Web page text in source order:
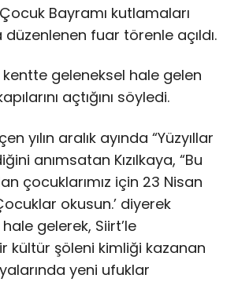
Bayramı kutlamaları
fuar törenle açıldı.
kentte geleneksel hale gelen
açtığını söyledi.
yılın aralık ayında “Yüzyıllar
anımsatan Kızılkaya, “Bu
çocuklarımız için 23 Nisan
okusun.’ diyerek
gelerek, Siirt’le
kültür şöleni kimliği kazanan
yeni ufuklar